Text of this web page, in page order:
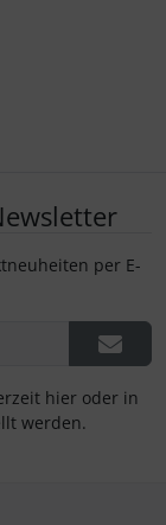
per E-
hier oder in
werden.